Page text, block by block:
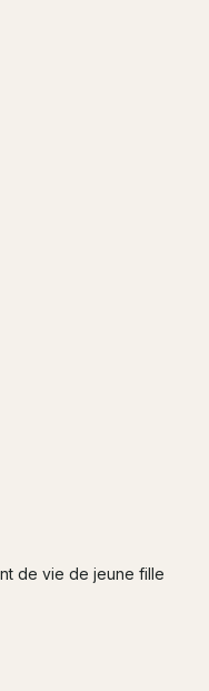
de vie de jeune fille